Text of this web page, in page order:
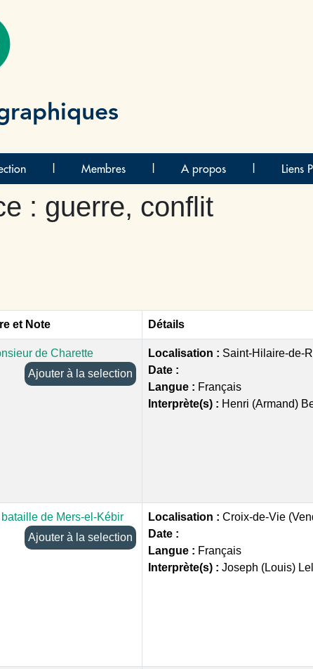
Membres A propos Liens
: guerre, conflit
et Note Détails
de Charette
Ajouter à la selection
Localisation : Saint-Hilaire-de-
Date :
Langue : Français
Interprète(s) : Henri (Armand)
bataille de Mers-el-Kébir
Ajouter à la selection
Localisation : Croix-de-Vie
Date :
Langue : Français
Interprète(s) : Joseph (Louis)